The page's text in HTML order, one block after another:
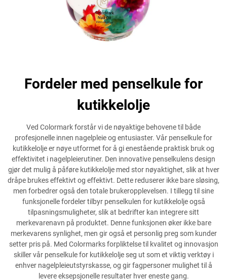
Fordeler med penselkule for
kutikkelolje
Ved Colormark forstår vi de nøyaktige behovene til både
profesjonelle innen nagelpleie og entusiaster. Vår penselkule for
kutikkelolje er nøye utformet for å gi enestående praktisk bruk og
effektivitet i nagelpleierutiner. Den innovative penselkulens design
gjør det mulig å påføre kutikkelolje med stor nøyaktighet, slik at hver
dråpe brukes effektivt og effektivt. Dette reduserer ikke bare sløsing,
men forbedrer også den totale brukeropplevelsen. I tillegg til sine
funksjonelle fordeler tilbyr penselkulen for kutikkelolje også
tilpasningsmuligheter, slik at bedrifter kan integrere sitt
merkevarenavn på produktet. Denne funksjonen øker ikke bare
merkevarens synlighet, men gir også et personlig preg som kunder
setter pris på. Med Colormarks forpliktelse til kvalitet og innovasjon
skiller vår penselkule for kutikkelolje seg ut som et viktig verktøy i
enhver nagelpleieutstyrskasse, og gir fagpersoner mulighet til å
levere eksepsjonelle resultater hver eneste gang.